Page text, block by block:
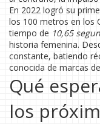
En 2022 logró su
los 100 metros en los
tiempo de 10,65
historia femenina.
constante, batiendo
conocida de marcas
Qué
los